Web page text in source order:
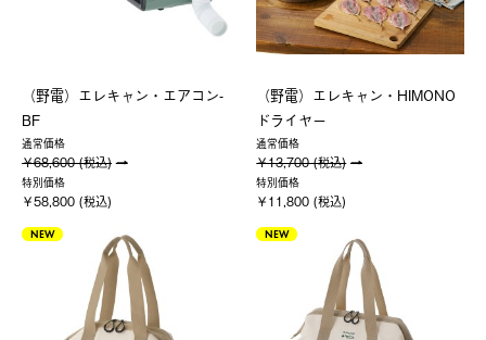
（野電）エレキャン・エアコン-
BF
通常価格
￥68,600 (税込)
特別価格
￥58,800 (税込)
（野電）エレキャン・HIMONO
ドライヤー
通常価格
￥13,700 (税込)
特別価格
￥11,800 (税込)
NEW NEW